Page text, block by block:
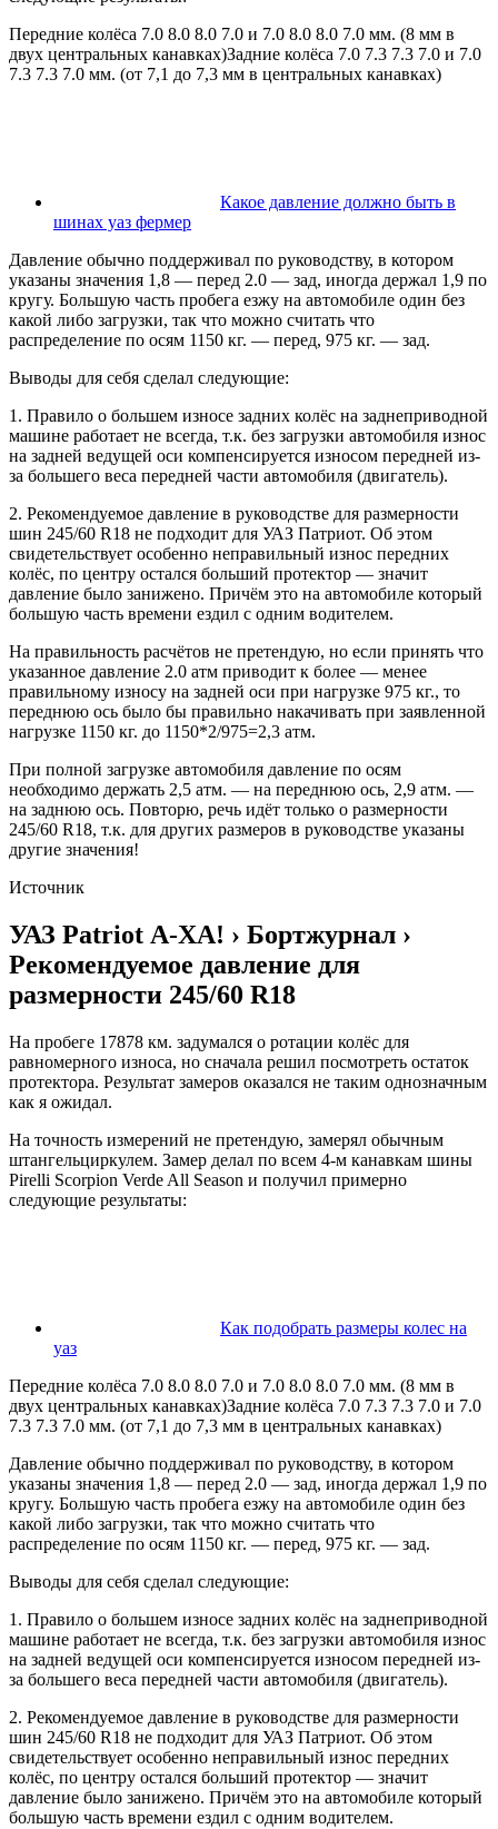
Передние колёса 7.0 8.0 8.0 7.0 и 7.0 8.0 8.0 7.0 мм. (8 мм в
двух центральных канавках)Задние колёса 7.0 7.3 7.3 7.0 и 7.0
7.3 7.3 7.0 мм. (от 7,1 до 7,3 мм в центральных канавках)
Какое давление должно быть в
шинах уаз фермер
Давление обычно поддерживал по руководству, в котором
указаны значения 1,8 — перед 2.0 — зад, иногда держал 1,9 по
кругу. Большую часть пробега езжу на автомобиле один без
какой либо загрузки, так что можно считать что
распределение по осям 1150 кг. — перед, 975 кг. — зад.
Выводы для себя сделал следующие:
1. Правило о большем износе задних колёс на заднеприводной
машине работает не всегда, т.к. без загрузки автомобиля износ
на задней ведущей оси компенсируется износом передней из-
за большего веса передней части автомобиля (двигатель).
2. Рекомендуемое давление в руководстве для размерности
шин 245/60 R18 не подходит для УАЗ Патриот. Об этом
свидетельствует особенно неправильный износ передних
колёс, по центру остался больший протектор — значит
давление было занижено. Причём это на автомобиле который
большую часть времени ездил с одним водителем.
На правильность расчётов не претендую, но если принять что
указанное давление 2.0 атм приводит к более — менее
правильному износу на задней оси при нагрузке 975 кг., то
переднюю ось было бы правильно накачивать при заявленной
нагрузке 1150 кг. до 1150*2/975=2,3 атм.
При полной загрузке автомобиля давление по осям
необходимо держать 2,5 атм. — на переднюю ось, 2,9 атм. —
на заднюю ось. Повторю, речь идёт только о размерности
245/60 R18, т.к. для других размеров в руководстве указаны
другие значения!
Источник
УАЗ Patriot А-ХА! › Бортжурнал ›
Рекомендуемое давление для
размерности 245/60 R18
На пробеге 17878 км. задумался о ротации колёс для
равномерного износа, но сначала решил посмотреть остаток
протектора. Результат замеров оказался не таким однозначным
как я ожидал.
На точность измерений не претендую, замерял обычным
штангельциркулем. Замер делал по всем 4-м канавкам шины
Pirelli Scorpion Verde All Season и получил примерно
следующие результаты:
Как подобрать размеры колес на
уаз
Передние колёса 7.0 8.0 8.0 7.0 и 7.0 8.0 8.0 7.0 мм. (8 мм в
двух центральных канавках)Задние колёса 7.0 7.3 7.3 7.0 и 7.0
7.3 7.3 7.0 мм. (от 7,1 до 7,3 мм в центральных канавках)
Давление обычно поддерживал по руководству, в котором
указаны значения 1,8 — перед 2.0 — зад, иногда держал 1,9 по
кругу. Большую часть пробега езжу на автомобиле один без
какой либо загрузки, так что можно считать что
распределение по осям 1150 кг. — перед, 975 кг. — зад.
Выводы для себя сделал следующие:
1. Правило о большем износе задних колёс на заднеприводной
машине работает не всегда, т.к. без загрузки автомобиля износ
на задней ведущей оси компенсируется износом передней из-
за большего веса передней части автомобиля (двигатель).
2. Рекомендуемое давление в руководстве для размерности
шин 245/60 R18 не подходит для УАЗ Патриот. Об этом
свидетельствует особенно неправильный износ передних
колёс, по центру остался больший протектор — значит
давление было занижено. Причём это на автомобиле который
большую часть времени ездил с одним водителем.